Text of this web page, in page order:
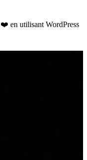
en utilisant WordPress